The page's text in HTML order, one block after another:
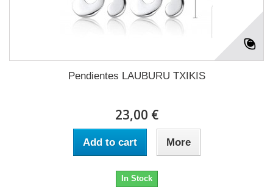
Pendientes LAUBURU TXIKIS
23,00 €
Add to cart More
In Stock